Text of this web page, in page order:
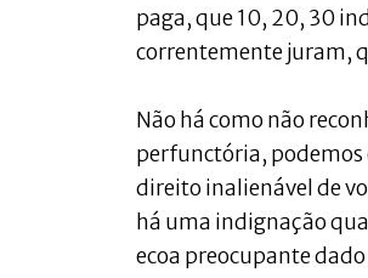
paga, que 10, 20, 30
correntemente juram,
Não há como não
perfunctória, podemos
direito inalienável de
há uma indignação
ecoa preocupante